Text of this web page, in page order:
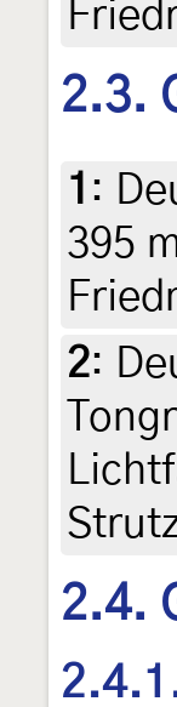
2.3.
1 :
395
2:
2.4.